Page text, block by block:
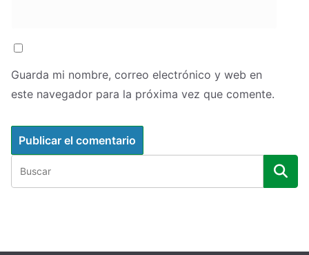
Guarda mi nombre, correo electrónico y web en
este navegador para la próxima vez que comente.